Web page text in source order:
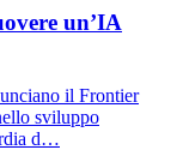
un’IA
il Frontier
sviluppo
d…